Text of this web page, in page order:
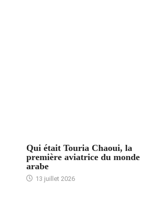
Qui était Touria Chaoui, la
première aviatrice du monde
arabe
13 juillet 2026